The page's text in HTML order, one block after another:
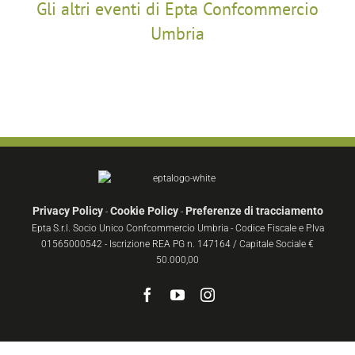
Gli altri eventi di Epta Confcommercio
Umbria
Privacy Policy- Cookie Policy- Preferenze di tracciamento
Epta S.r.l. Socio Unico Confcommercio Umbria - Codice Fiscale e P.Iva
01565000542 - Iscrizione REA PG n. 147164 / Capitale Sociale €
50.000,00
Facebook
YouTubeInstagram